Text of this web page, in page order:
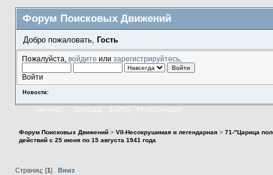
Форум Поисковых Движений
Добро пожаловать, Гость
Пожалуйста, войдите или зарегистрируйтесь.
Войти
Новости:
НАЧАЛО ПОМОЩЬ ВОЙТИ РЕГИСТРАЦИЯ
Форум Поисковых Движений> VII-Несокрушимая и легендарная> 71-"Царица
действий с 25 июня по 15 августа 1941 года
Страниц: [1 ] Вниз